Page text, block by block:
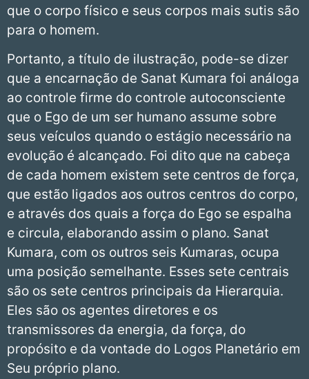
que o corpo físico e seus corpos mais sutis são
para o homem.
Portanto, a título de ilustração, pode-se dizer
que a encarnação de Sanat Kumara foi análoga
ao controle firme do controle autoconsciente
que o Ego de um ser humano assume sobre
seus veículos quando o estágio necessário na
evolução é alcançado. Foi dito que na cabeça
de cada homem existem sete centros de força,
que estão ligados aos outros centros do corpo,
e através dos quais a força do Ego se espalha
e circula, elaborando assim o plano. Sanat
Kumara, com os outros seis Kumaras, ocupa
uma posição semelhante. Esses sete centrais
são os sete centros principais da Hierarquia.
Eles são os agentes diretores e os
transmissores da energia, da força, do
propósito e da vontade do Logos Planetário em
Seu próprio plano.